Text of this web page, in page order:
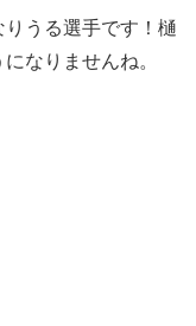
うる選手です！樋
なりませんね。